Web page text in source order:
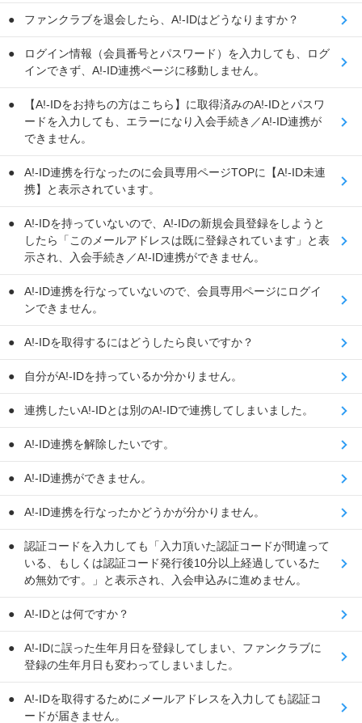
ファンクラブを退会したら、A!-IDはどうなりますか？
ログイン情報（会員番号とパスワード）を入力しても、ログ
インできず、A!-ID連携ページに移動しません。
【A!-IDをお持ちの方はこちら】に取得済みのA!-IDとパスワ
ードを入力しても、エラーになり入会手続き／A!-ID連携が
できません。
A!-ID連携を行なったのに会員専用ページTOPに【A!-ID未連
携】と表示されています。
A!-IDを持っていないので、A!-IDの新規会員登録をしようと
したら「このメールアドレスは既に登録されています」と表
示され、入会手続き／A!-ID連携ができません。
A!-ID連携を行なっていないので、会員専用ページにログイ
ンできません。
A!-IDを取得するにはどうしたら良いですか？
自分がA!-IDを持っているか分かりません。
連携したいA!-IDとは別のA!-IDで連携してしまいました。
A!-ID連携を解除したいです。
A!-ID連携ができません。
A!-ID連携を行なったかどうかが分かりません。
認証コードを入力しても「入力頂いた認証コードが間違って
いる、もしくは認証コード発行後10分以上経過しているた
め無効です。」と表示され、入会申込みに進めません。
A!-IDとは何ですか？
A!-IDに誤った生年月日を登録してしまい、ファンクラブに
登録の生年月日も変わってしまいました。
A!-IDを取得するためにメールアドレスを入力しても認証コ
ードが届きません。